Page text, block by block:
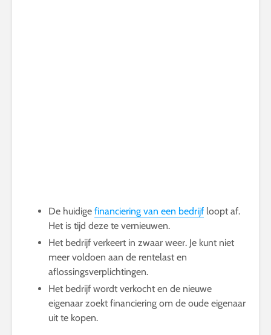
De huidige financiering van een bedrijf loopt af.
Het is tijd deze te vernieuwen.
Het bedrijf verkeert in zwaar weer. Je kunt niet
meer voldoen aan de rentelast en
aflossingsverplichtingen.
Het bedrijf wordt verkocht en de nieuwe
eigenaar zoekt financiering om de oude eigenaar
uit te kopen.